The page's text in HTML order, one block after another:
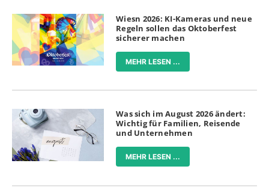
Wiesn 2026: KI-Kameras und neue
Regeln sollen das Oktoberfest
sicherer machen
MEHR LESEN ...
Was sich im August 2026 ändert:
Wichtig für Familien, Reisende
und Unternehmen
MEHR LESEN ...